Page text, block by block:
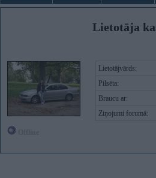
Lietotāja
Lietotājvārds:
Pilsēta:
Braucu ar:
Ziņojumi forumā: